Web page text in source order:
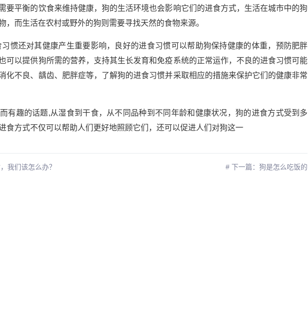
要平衡的饮食来维持健康，狗的生活环境也会影响它们的进食方式，生活在城市中的狗
，而生活在农村或野外的狗则需要寻找天然的食物来源。
惯还对其健康产生重要影响，良好的进食习惯可以帮助狗保持健康的体重，预防肥胖
可以提供狗所需的营养，支持其生长发育和免疫系统的正常运作，不良的进食习惯可能
化不良、龋齿、肥胖症等，了解狗的进食习惯并采取相应的措施来保护它们的健康非常
有趣的话题,从湿食到干食，从不同品种到不同年龄和健康状况，狗的进食方式受到多
食方式不仅可以帮助人们更好地照顾它们，还可以促进人们对狗这一
我们该怎么办？ # 下一篇：狗是怎么吃饭的